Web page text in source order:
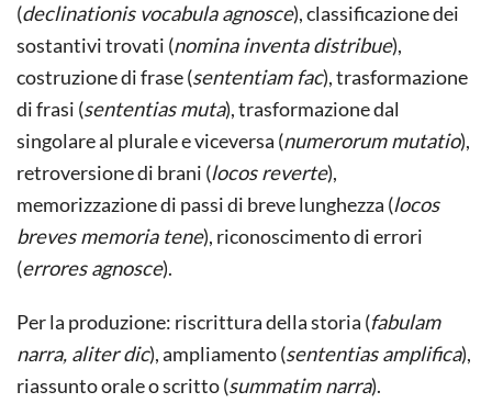
(declinationis vocabula agnosce), classificazione dei
sostantivi trovati (nomina inventa distribue),
costruzione di frase (sententiam fac), trasformazione
di frasi (sententias muta), trasformazione dal
singolare al plurale e viceversa (numerorum mutatio),
retroversione di brani (locos reverte),
memorizzazione di passi di breve lunghezza (locos
breves memoria tene), riconoscimento di errori
(errores agnosce).
Per la produzione: riscrittura della storia (fabulam
narra, aliter dic), ampliamento (sententias amplifica),
riassunto orale o scritto (summatim narra).